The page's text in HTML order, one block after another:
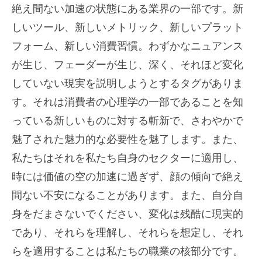
絶え間ない加速の状態にある業界の一部です。新
しいツール、新しいメトリック、新しいプラット
フォーム、新しい消費習慣。わずかなニュアンス
が生じ、フェーダーが生じ、深く、それほど変化
していない現実を説明しようとするタグがありま
す。それは消費者の心理学の一部であることを知
っている新しいものに対する斬新で、さわやかで
魅了された魅力的な必要性を魅了します。また、
私たちはそれを私たち自身のセクターに適用し、
時には価値の空の加速に過ぎず、顔の傾向で絶え
間ない不安になることがあります。また、自分自
身をだまさないでください、変化は残酷に現実的
であり、それらを理解し、それらを想定し、それ
らを適用することは私たちの職業の核部分です。